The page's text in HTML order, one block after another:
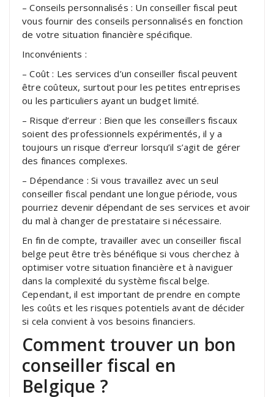
– Conseils personnalisés : Un conseiller fiscal peut
vous fournir des conseils personnalisés en fonction
de votre situation financière spécifique.
Inconvénients :
– Coût : Les services d’un conseiller fiscal peuvent
être coûteux, surtout pour les petites entreprises
ou les particuliers ayant un budget limité.
– Risque d’erreur : Bien que les conseillers fiscaux
soient des professionnels expérimentés, il y a
toujours un risque d’erreur lorsqu’il s’agit de gérer
des finances complexes.
– Dépendance : Si vous travaillez avec un seul
conseiller fiscal pendant une longue période, vous
pourriez devenir dépendant de ses services et avoir
du mal à changer de prestataire si nécessaire.
En fin de compte, travailler avec un conseiller fiscal
belge peut être très bénéfique si vous cherchez à
optimiser votre situation financière et à naviguer
dans la complexité du système fiscal belge.
Cependant, il est important de prendre en compte
les coûts et les risques potentiels avant de décider
si cela convient à vos besoins financiers.
Comment trouver un bon
conseiller fiscal en
Belgique ?